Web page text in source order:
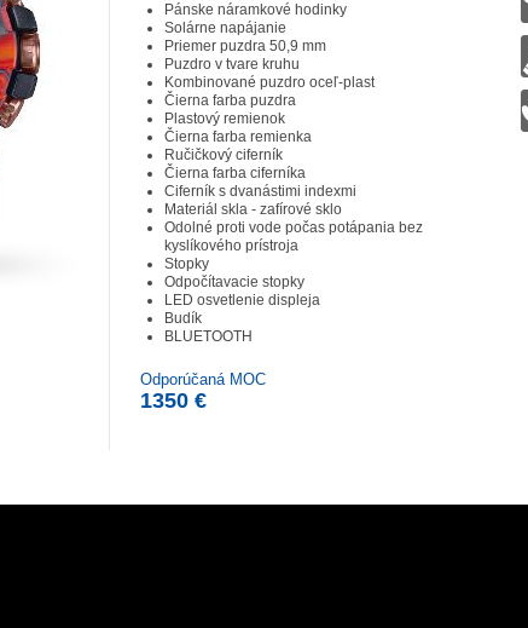
Pánske náramkové hodinky
Solárne napájanie
Priemer puzdra 50,9 mm
Puzdro v tvare kruhu
Kombinované puzdro oceľ-plast
Čierna farba puzdra
Plastový remienok
Čierna farba remienka
Ručičkový ciferník
Čierna farba ciferníka
Ciferník s dvanástimi indexmi
Materiál skla - zafírové sklo
Odolné proti vode počas potápania bez
kyslíkového prístroja
Stopky
Odpočítavacie stopky
LED osvetlenie displeja
Budík
BLUETOOTH
Odporúčaná MOC
1350 €